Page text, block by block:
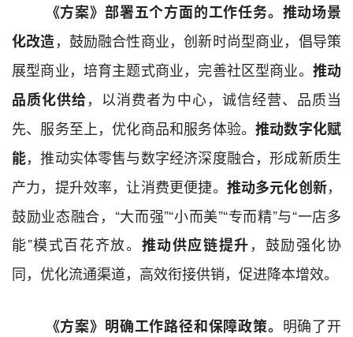
《方案》部署五个方面的工作任务。 推动场景
化改造，鼓励融合性商业，创新时尚型商业，倡导策
展型商业，培育主题式商业，完善社区型商业。 推动
品质化供给，以消费者为中心，诚信经营、品质当
先、服务至上，优化商品和服务体验。推动数字化赋
能，推动实体零售与数字经济深度融合，形成新质生
产力，提升效率，让消费更便捷。 推动多元化创新，
鼓励业态融合，“大而强”“小而美”“专而精”与“一店多
能”模式百花齐放。 推动供应链提升，鼓励强化协
同，优化流通渠道，高效衔接供销，促进降本增效。
《方案》明确工作路径和保障政策。 明确了开